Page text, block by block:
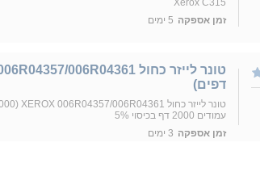
Xerox C315
זמן אספקה 5 ימים
דפים)
עמודים 2000 דף בכיסוי 5%
זמן אספקה 3 ימים